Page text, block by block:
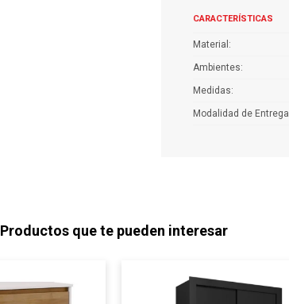
CARACTERÍSTICAS
Material
Ambientes
Medidas
Modalidad de Entrega
Productos que te pueden interesar